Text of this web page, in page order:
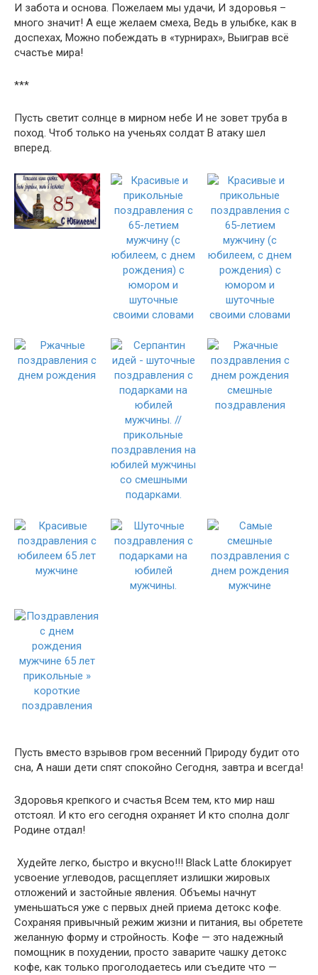
И забота и основа. Пожелаем мы удачи, И здоровья –
много значит! А еще желаем смеха, Ведь в улыбке, как в
доспехах, Можно побеждать в «турнирах», Выиграв всё
счастье мира!
***
Пусть светит солнце в мирном небе И не зовет труба в
поход. Чтоб только на ученьях солдат В атаку шел
вперед.
Пусть вместо взрывов гром весенний Природу будит ото
сна, А наши дети спят спокойно Сегодня, завтра и всегда!
Здоровья крепкого и счастья Всем тем, кто мир наш
отстоял. И кто его сегодня охраняет И кто сполна долг
Родине отдал!
Худейте легко, быстро и вкусно!!! Black Latte блокирует
усвоение углеводов, расщепляет излишки жировых
отложений и застойные явления. Объемы начнут
уменьшаться уже с первых дней приема детокс кофе.
Сохраняя привычный режим жизни и питания, вы обретете
желанную форму и стройность. Кофе — это надежный
помощник в похудении, просто заварите чашку детокс
кофе, как только проголодаетесь или съедите что —